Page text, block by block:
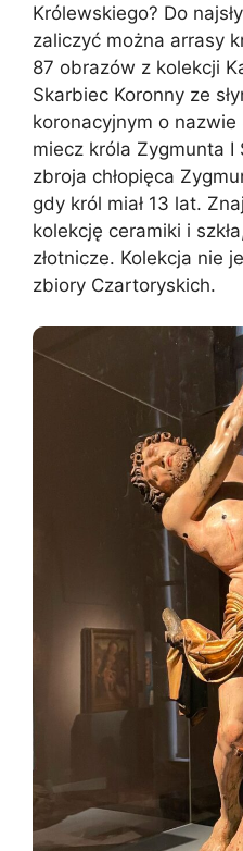
Królewskiego? Do
zaliczyć można arrasy
87 obrazów z kolekcji
Skarbiec Koronny ze
koronacyjnym o
miecz króla Zygmunta
zbroja chłopięca
gdy król miał 13 lat.
kolekcję ceramiki i
złotnicze. Kolekcja nie
zbiory Czartoryskich.